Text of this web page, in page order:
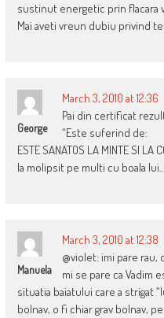
sustinut energetic prin flacara
Mai aveti vreun dubiu privind
George
March 3, 2010 at 12:36
Pai din certificat
“Este suferind de:
ESTE SANATOS LA MINTE SI LA
Ia molipsit pe multi cu boala
Manuela
March 3, 2010 at 12:38
@violet: imi pare
mi se pare ca Vadim
situatia baiatului care a strigat
bolnav, o fi chiar grav bolnav,